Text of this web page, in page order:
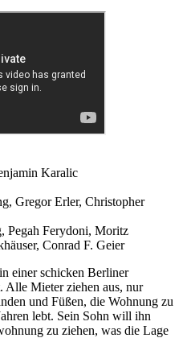
Karalic
Gregor Erler, Christopher
Pegah Ferydoni, Moritz
Conrad F. Geier
einer schicken Berliner
Alle Mieter ziehen aus, nur
und Füßen, die Wohnung zu
lebt. Sein Sohn will ihn
zu ziehen, was die Lage